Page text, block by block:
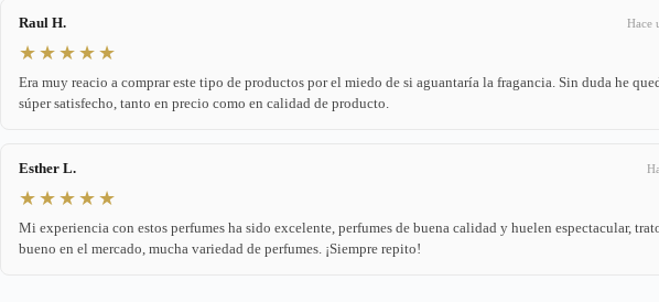
Raul H. Hace
★★★★★
Era muy reacio a comprar este tipo de productos por el miedo de si aguantaría la fragancia. Sin duda he
súper satisfecho, tanto en precio como en calidad de producto.
Esther L.
★★★★★
Mi experiencia con estos perfumes ha sido excelente, perfumes de buena calidad y huelen espectacular,
bueno en el mercado, mucha variedad de perfumes. ¡Siempre repito!